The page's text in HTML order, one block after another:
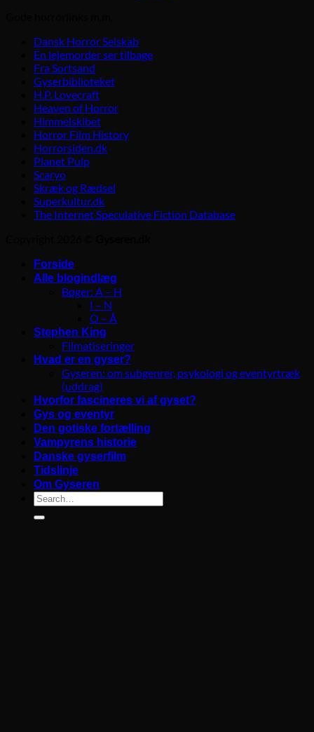
Dansk Horror Selskab
En lejemorder ser tilbage
Fra Sortsand
Gyserbiblioteket
H.P. Lovecraft
Heaven of Horror
Himmelskibet
Horror Film History
Horrorsiden.dk
Planet Pulp
Scaryo
Skræk og Rædsel
Superkultur.dk
The Internet Speculative Fiction Database
Forside
Alle blogindlæg
Bøger: A – H
I – N
O – Å
Stephen King
Filmatiseringer
Hvad er en gyser?
Gyseren: om subgenrer, psykologi og eventyrtræk
(uddrag)
Hvorfor fascineres vi af gyset?
Gys og eventyr
Den gotiske fortælling
Vampyrens historie
Danske gyserfilm
Tidslinje
Om Gyseren